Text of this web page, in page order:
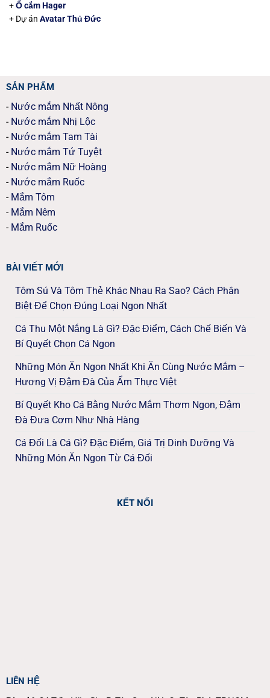
+Ổ cắm Hager
+ Dự án Avatar Thủ Đức
SẢN PHẨM
- Nước mắm Nhất Nông
- Nước mắm Nhị Lộc
- Nước mắm Tam Tài
- Nước mắm Tứ Tuyệt
- Nước mắm Nữ Hoàng
- Nước mắm Ruốc
- Mắm Tôm
- Mắm Nêm
- Mắm Ruốc
BÀI VIẾT MỚI
Tôm Sú Và Tôm Thẻ Khác Nhau Ra Sao? Cách Phân
Biệt Để Chọn Đúng Loại Ngon Nhất
Cá Thu Một Nắng Là Gì? Đặc Điểm, Cách Chế Biến Và
Bí Quyết Chọn Cá Ngon
Những Món Ăn Ngon Nhất Khi Ăn Cùng Nước Mắm –
Hương Vị Đậm Đà Của Ẩm Thực Việt
Bí Quyết Kho Cá Bằng Nước Mắm Thơm Ngon, Đậm
Đà Đưa Cơm Như Nhà Hàng
Cá Đối Là Cá Gì? Đặc Điểm, Giá Trị Dinh Dưỡng Và
Những Món Ăn Ngon Từ Cá Đối
KẾT NỐI
LIÊN HỆ